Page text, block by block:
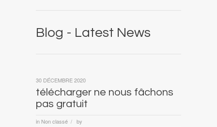
Blog - Latest News
télécharger ne nous fâchons
pas gratuit
in Non classé / by
30 DÉCEMBRE 2020